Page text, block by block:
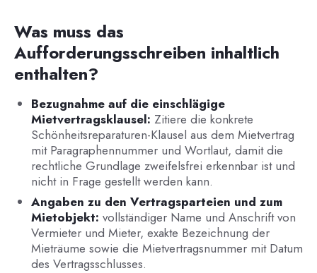
Was muss das
Aufforderungsschreiben inhaltlich
enthalten?
Bezugnahme auf die einschlägige
Mietvertragsklausel: Zitiere die konkrete
Schönheitsreparaturen-Klausel aus dem Mietvertrag
mit Paragraphennummer und Wortlaut, damit die
rechtliche Grundlage zweifelsfrei erkennbar ist und
nicht in Frage gestellt werden kann.
Angaben zu den Vertragsparteien und zum
Mietobjekt: vollständiger Name und Anschrift von
Vermieter und Mieter, exakte Bezeichnung der
Mieträume sowie die Mietvertragsnummer mit Datum
des Vertragsschlusses.